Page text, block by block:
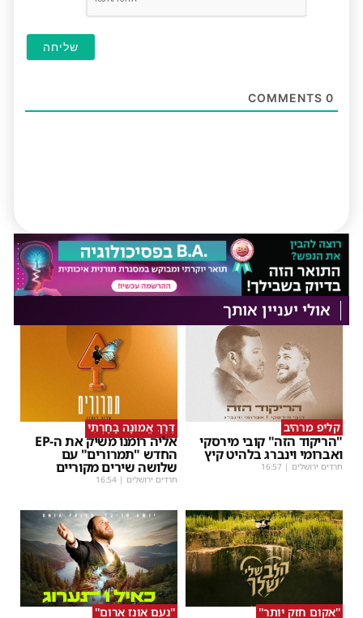
0
אולי יעניין אותך
קליפ מרהיב
"הריקוד הזה" קובי מירסקי
ואברומי וינברג בלהיט קיץ
חרדים ירושלים |
16:57
דֶּרֶךְ אֱמוּנָה בָחָרְתִּי
אליה רומנו משיק את ה-EP
החדש "תמרורים" עם
שלושה שירים מקוריים
חרדים ירושלים |
16:54
''אקום חזק יותר'' ''נעם אונז ארום''